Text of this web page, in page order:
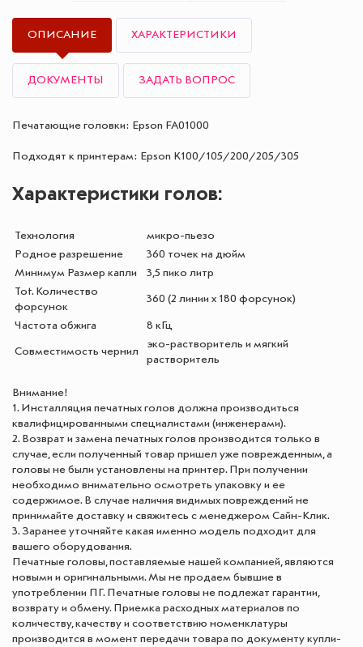
ОПИСАНИЕ ХАРАКТЕРИСТИКИ
ДОКУМЕНТЫ ЗАДАТЬ ВОПРОС
Печатающие головки: Epson FA01000
Подходят к принтерам: Epson K100/105/200/205/305
Характеристики голов:
Технология
микро-пьезо
Родное разрешение
360 точек на дюйм
Минимум Размер капли
3,5 пико литр
Tot. Количество
форсунок
360 (2 линии x 180 форсунок)
Частота обжига 8 кГц
Совместимость чернил
эко-растворитель и мягкий
растворитель
Внимание!
1. Инсталляция печатных голов должна производиться
квалифицированными специалистами (инженерами).
2. Возврат и замена печатных голов производится только в
случае, если полученный товар пришел уже поврежденным, а
головы не были установлены на принтер. При получении
необходимо внимательно осмотреть упаковку и ее
содержимое. В случае наличия видимых повреждений не
принимайте доставку и свяжитесь с менеджером Сайн-Клик.
3. Заранее уточняйте какая именно модель подходит для
вашего оборудования.
Печатные головы, поставляемые нашей компанией, являются
новыми и оригинальными. Мы не продаем бывшие в
употреблении ПГ. Печатные головы не подлежат гарантии,
возврату и обмену. Приемка расходных материалов по
количеству, качеству и соответствию номенклатуры
производится в момент передачи товара по документу купли-